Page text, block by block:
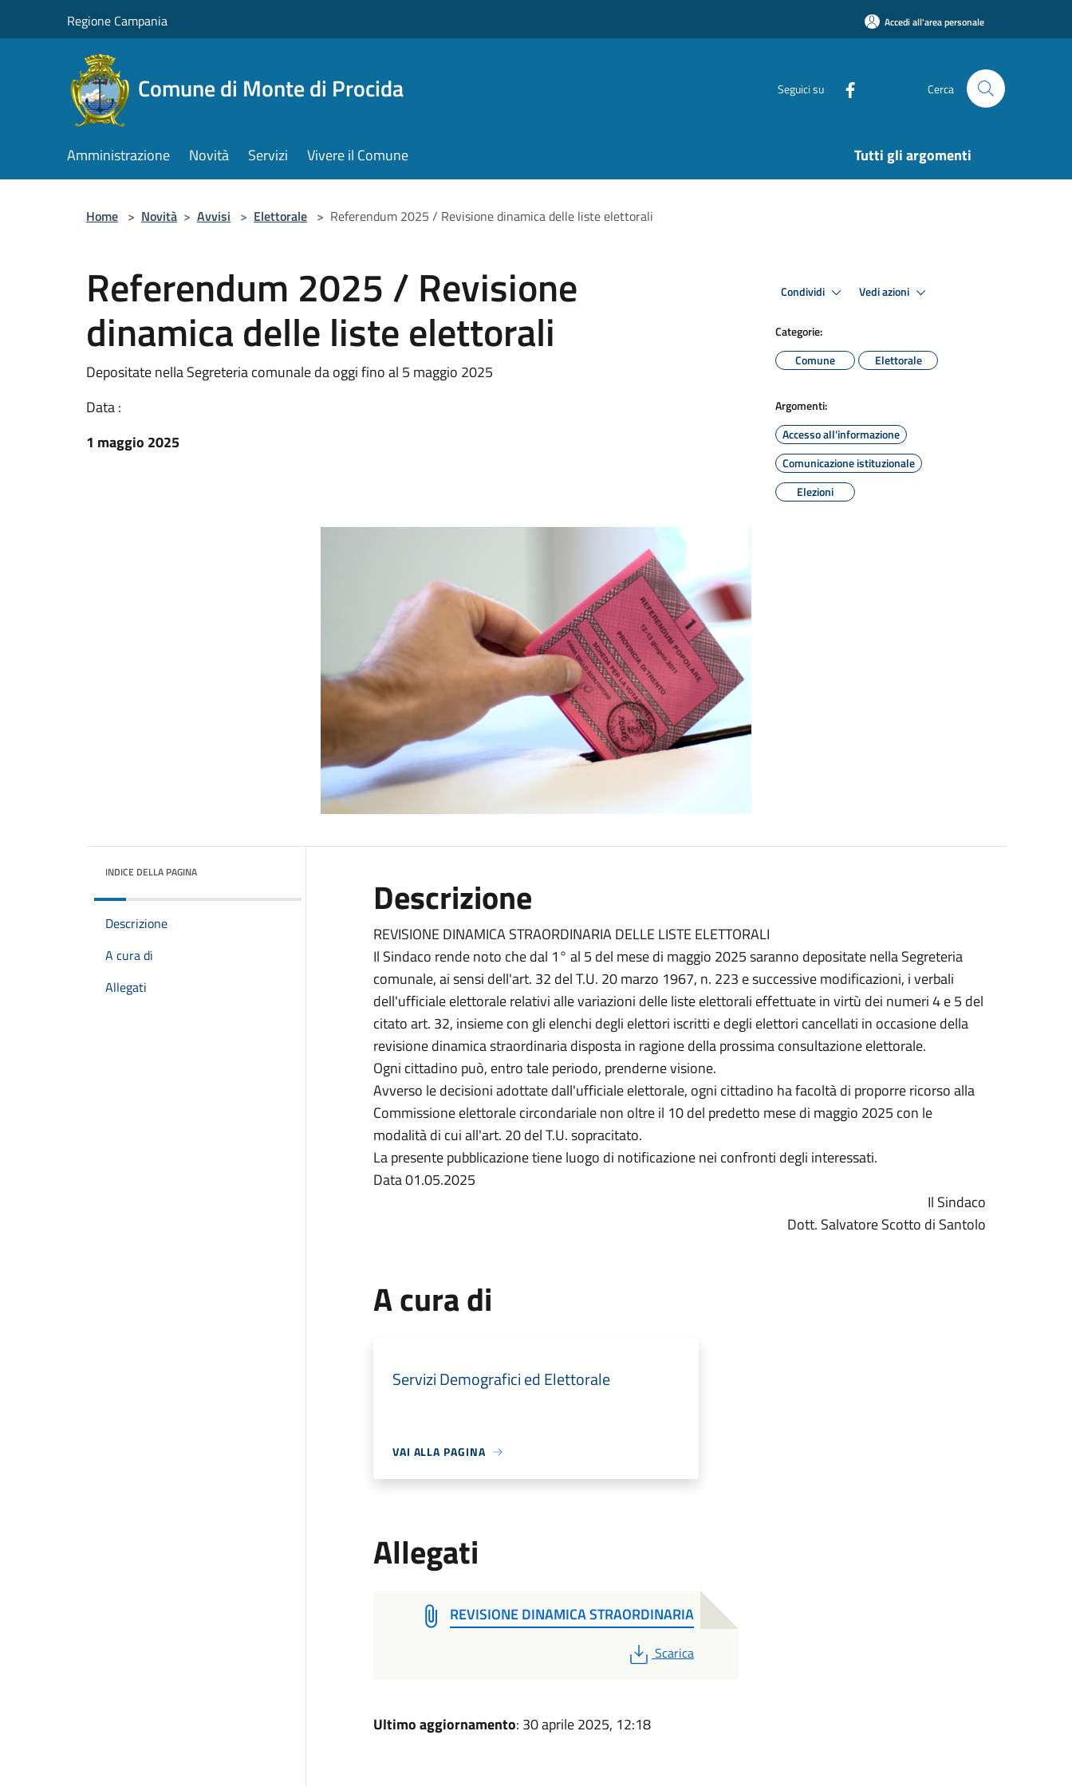
Regione Campania Accedi all'area personale
Comune di Monte di Procida Seguici su Cerca
Amministrazione Novità Servizi Vivere il Comune Tutti gli argomenti
Home > Novità > Avvisi > Elettorale > Referendum 2025 / Revisione dinamica delle liste elettorali
Referendum 2025 / Revisione
dinamica delle liste elettorali
Depositate nella Segreteria comunale da oggi fino al 5 maggio 2025
Data :
1 maggio 2025
Condividi Vedi azioni
Categorie:
Comune
Elettorale
Argomenti:
Accesso all'informazione
Comunicazione istituzionale
Elezioni
INDICE DELLA PAGINA
Descrizione
A cura di
Allegati
Descrizione
REVISIONE DINAMICA STRAORDINARIA DELLE LISTE ELETTORALI
Il Sindaco rende noto che dal 1° al 5 del mese di maggio 2025 saranno depositate nella Segreteria
comunale, ai sensi dell'art. 32 del T.U. 20 marzo 1967, n. 223 e successive modificazioni, i verbali
dell'ufficiale elettorale relativi alle variazioni delle liste elettorali effettuate in virtù dei numeri 4 e 5 del
citato art. 32, insieme con gli elenchi degli elettori iscritti e degli elettori cancellati in occasione della
revisione dinamica straordinaria disposta in ragione della prossima consultazione elettorale.
Ogni cittadino può, entro tale periodo, prenderne visione.
Avverso le decisioni adottate dall'ufficiale elettorale, ogni cittadino ha facoltà di proporre ricorso alla
Commissione elettorale circondariale non oltre il 10 del predetto mese di maggio 2025 con le
modalità di cui all'art. 20 del T.U. sopracitato.
La presente pubblicazione tiene luogo di notificazione nei confronti degli interessati.
Data 01.05.2025
Il Sindaco
Dott. Salvatore Scotto di Santolo
A cura di
Servizi Demografici ed Elettorale
VAI ALLA PAGINA
Allegati
REVISIONE DINAMICA STRAORDINARIA
PDF
Scarica
Ultimo aggiornamento: 30 aprile 2025, 12:18